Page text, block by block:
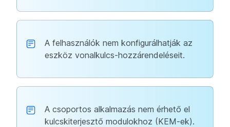
A felhasználók nem konfigurálhatják az
eszköz vonalkulcs-hozzárendeléseit.
A csoportos alkalmazás nem érhető el
kulcskiterjesztő modulokhoz (KEM-ek).